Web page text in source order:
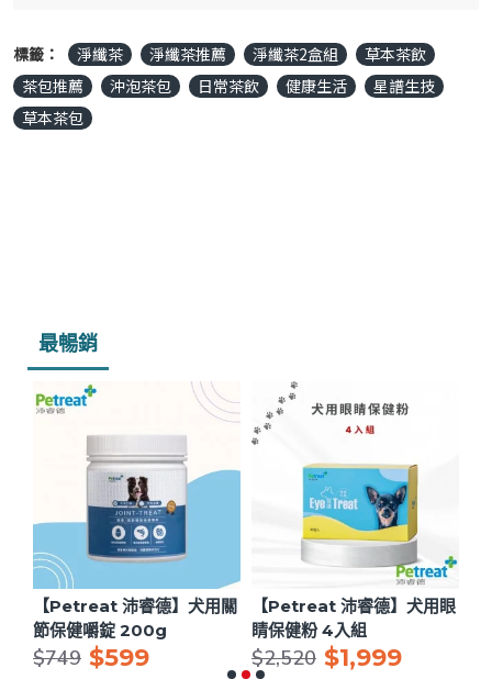
標籤： 淨纖茶 淨纖茶推薦 淨纖茶2盒組
草本茶飲
茶包推薦
沖泡茶包 日常茶飲 健康生活
星譜生技
草本茶包
最暢銷
【Petreat 沛睿德】犬用關
節保健嚼錠 200g
$599
$749
【Petreat 沛睿德】犬用眼
睛保健粉 4入組
$1,999
$2,520